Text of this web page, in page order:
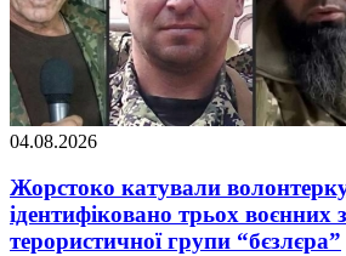
04.08.2026
Жорстоко катували
ідентифіковано трьох воєнних
терористичної групи “бєзлєра”